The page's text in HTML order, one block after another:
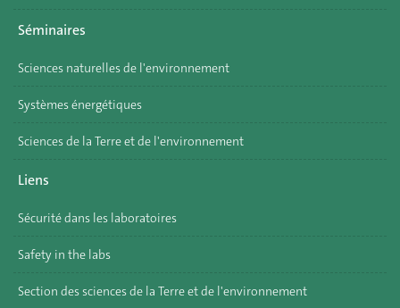
Séminaires
Sciences naturelles de l'environnement
Systèmes énergétiques
Sciences de la Terre et de l'environnement
Liens
Sécurité dans les laboratoires
Safety in the labs
Section des sciences de la Terre et de l'environnement